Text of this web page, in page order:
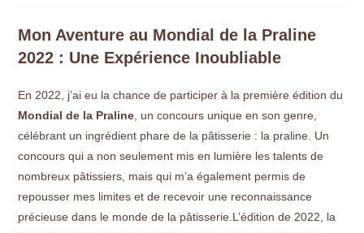
Mon Aventure au Mondial de la Praline
2022 : Une Expérience Inoubliable
En 2022, j’ai eu la chance de participer à la première édition du
Mondial de la Praline , un concours unique en son genre,
célébrant un ingrédient phare de la pâtisserie : la praline. Un
concours qui a non seulement mis en lumière les talents de
nombreux pâtissiers, mais qui m’a également permis de
repousser mes limites et de recevoir une reconnaissance
précieuse dans le monde de la pâtisserie.L’édition de 2022, la